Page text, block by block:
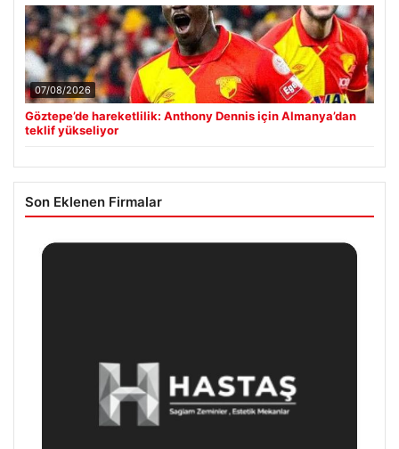
07/08/2026
Göztepe’de hareketlilik: Anthony Dennis için Almanya’dan
teklif yükseliyor
Son Eklenen Firmalar